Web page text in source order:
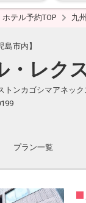
テル予約TOP 九州
市内】
・レク
トンカゴシマアネック
プラン一覧